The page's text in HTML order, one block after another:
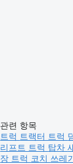
관련 항목
트럭 트랙터 트럭
리프트 트럭 탑차
장 트럭 코치 쓰레